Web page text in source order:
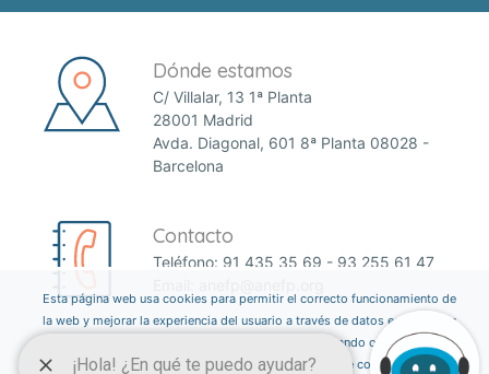
Dónde estamos
C/ Villalar, 13 1ª Planta
28001 Madrid
Avda. Diagonal, 601 8ª Planta 08028 -
Barcelona
Contacto
Teléfono: 91 435 35 69 - 93 255 61 47
Esta página web usa cookies para permitir el correcto funcionamiento de
la web y mejorar la experiencia del usuario a través de datos estadísticos.
Puedes informarte sobre qué cookies estamos utilizando o desactivarlas
a través del botón ajustes. Consulta nuestra política de cookiesaquí .